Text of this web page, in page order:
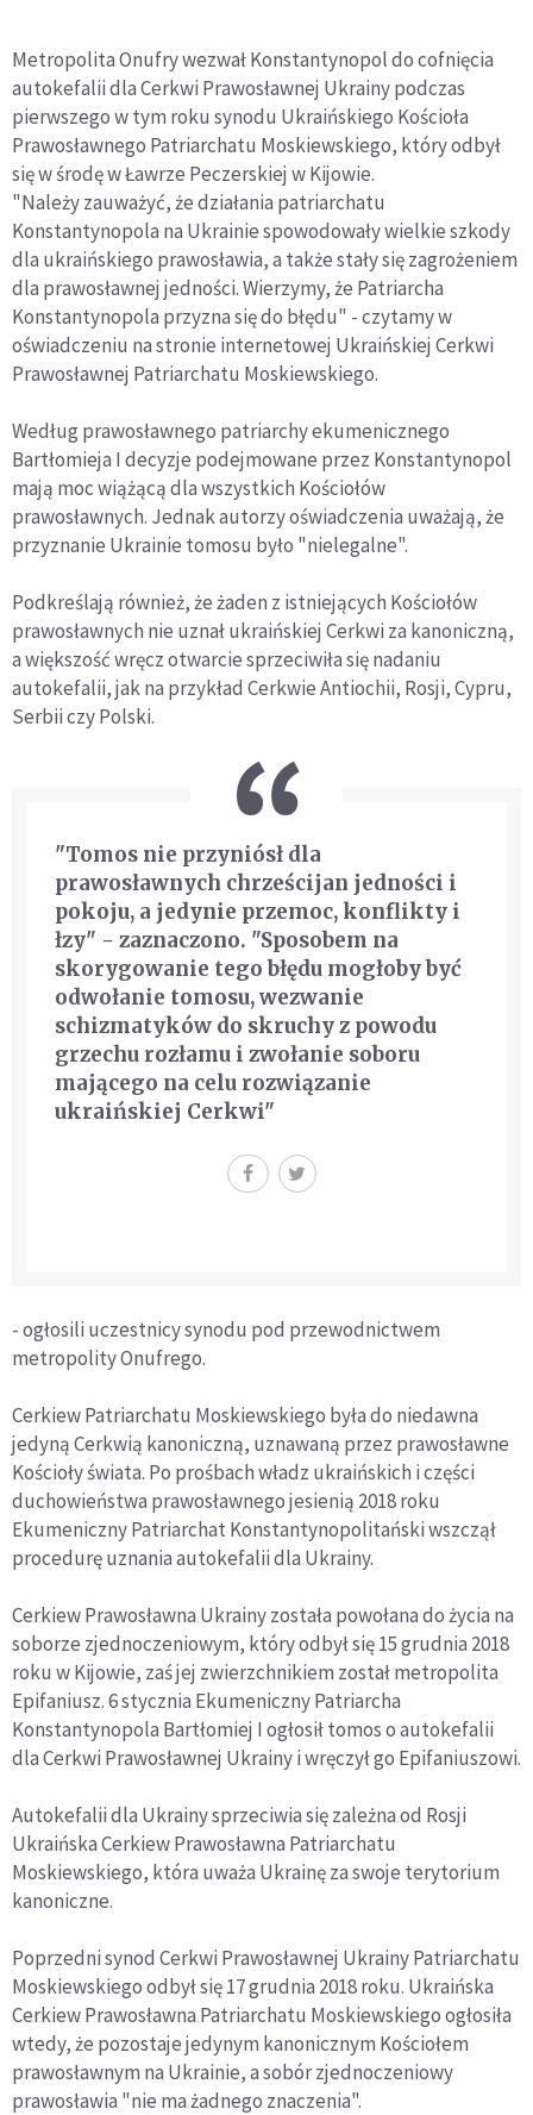
Metropolita Onufry wezwał Konstantynopol do cofnięcia
autokefalii dla Cerkwi Prawosławnej Ukrainy podczas
pierwszego w tym roku synodu Ukraińskiego Kościoła
Prawosławnego Patriarchatu Moskiewskiego, który odbył
się w środę w Ławrze Peczerskiej w Kijowie.
"Należy zauważyć, że działania patriarchatu
Konstantynopola na Ukrainie spowodowały wielkie szkody
dla ukraińskiego prawosławia, a także stały się zagrożeniem
dla prawosławnej jedności. Wierzymy, że Patriarcha
Konstantynopola przyzna się do błędu" - czytamy w
oświadczeniu na stronie internetowej Ukraińskiej Cerkwi
Prawosławnej Patriarchatu Moskiewskiego.
Według prawosławnego patriarchy ekumenicznego
Bartłomieja I decyzje podejmowane przez Konstantynopol
mają moc wiążącą dla wszystkich Kościołów
prawosławnych. Jednak autorzy oświadczenia uważają, że
przyznanie Ukrainie tomosu było "nielegalne".
Podkreślają również, że żaden z istniejących Kościołów
prawosławnych nie uznał ukraińskiej Cerkwi za kanoniczną,
a większość wręcz otwarcie sprzeciwiła się nadaniu
autokefalii, jak na przykład Cerkwie Antiochii, Rosji, Cypru,
Serbii czy Polski.
"Tomos nie przyniósł dla
prawosławnych chrześcijan jedności i
pokoju, a jedynie przemoc, konflikty i
łzy" - zaznaczono. "Sposobem na
skorygowanie tego błędu mogłoby być
odwołanie tomosu, wezwanie
schizmatyków do skruchy z powodu
grzechu rozłamu i zwołanie soboru
mającego na celu rozwiązanie
ukraińskiej Cerkwi"
- ogłosili uczestnicy synodu pod przewodnictwem
metropolity Onufrego.
Cerkiew Patriarchatu Moskiewskiego była do niedawna
jedyną Cerkwią kanoniczną, uznawaną przez prawosławne
Kościoły świata. Po prośbach władz ukraińskich i części
duchowieństwa prawosławnego jesienią 2018 roku
Ekumeniczny Patriarchat Konstantynopolitański wszczął
procedurę uznania autokefalii dla Ukrainy.
Cerkiew Prawosławna Ukrainy została powołana do życia na
soborze zjednoczeniowym, który odbył się 15 grudnia 2018
roku w Kijowie, zaś jej zwierzchnikiem został metropolita
Epifaniusz. 6 stycznia Ekumeniczny Patriarcha
Konstantynopola Bartłomiej I ogłosił tomos o autokefalii
dla Cerkwi Prawosławnej Ukrainy i wręczył go Epifaniuszowi.
Autokefalii dla Ukrainy sprzeciwia się zależna od Rosji
Ukraińska Cerkiew Prawosławna Patriarchatu
Moskiewskiego, która uważa Ukrainę za swoje terytorium
kanoniczne.
Poprzedni synod Cerkwi Prawosławnej Ukrainy Patriarchatu
Moskiewskiego odbył się 17 grudnia 2018 roku. Ukraińska
Cerkiew Prawosławna Patriarchatu Moskiewskiego ogłosiła
wtedy, że pozostaje jedynym kanonicznym Kościołem
prawosławnym na Ukrainie, a sobór zjednoczeniowy
prawosławia "nie ma żadnego znaczenia".